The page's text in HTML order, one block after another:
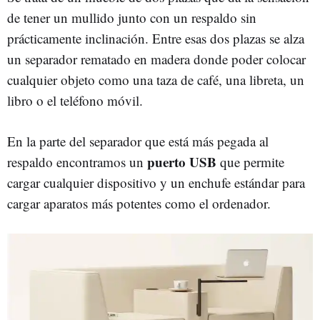
de tener un mullido junto con un respaldo sin
prácticamente inclinación. Entre esas dos plazas se alza
un separador rematado en madera donde poder colocar
cualquier objeto como una taza de café, una libreta, un
libro o el teléfono móvil.
En la parte del separador que está más pegada al
respaldo encontramos un puerto USB que permite
cargar cualquier dispositivo y un enchufe estándar para
cargar aparatos más potentes como el ordenador.